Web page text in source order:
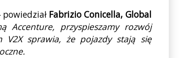
powiedział Fabrizio Conicella, Global
Accenture, przyspieszamy rozwój
V2X sprawia, że pojazdy stają się